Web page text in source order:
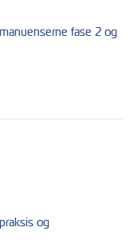
fase 2 og
og